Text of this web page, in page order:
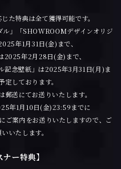
た特典は全て獲得可能です。
」「SHOWROOMデザインオリジ
年1月31日(金)まで、
2025年2月28日(金)まで、
記念壁紙」は2025年3月31日(月)ま
定しております。
送にてお送りいたします。
年1月10日(金)23:59までに
ご案内をお送りいたしますので、ご
いたします。
ナー特典】